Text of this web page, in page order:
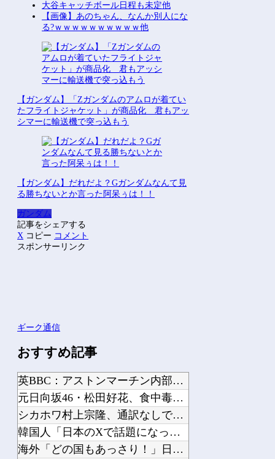
大谷キャッチボール日程も未定他
【画像】あのちゃん、なんか別人にな
る?ｗｗｗｗｗｗｗｗｗｗ他
【ガンダム】「Zガンダムのアムロが着てい
たフライトジャケット」が商品化 君もアッ
シマーに輸送機で突っ込もう
【ガンダム】だれだよ？Gガンダムなんて見
る勝ちないとか言った阿呆ぅは！！
ガンダム
記事をシェアする
X コピー コメント
スポンサーリンク
ギーク通信
おすすめ記事
英BBC：アストンマーチン内部の分析ではホンダPUはメルセデスからラップ1.5秒...
元日向坂46・松田好花、食中毒で「腹痛とおう吐と下痢が止まらない」原因は夏の風物...
シカホワ村上宗隆、通訳なしで普通に会話。コーチ「今10段階で6ぐらい。来た時は0...
韓国人「日本のXで話題になったエアコンの臭いを消す方法をご覧ください」→「これマ...
海外「どの国もあっさり！」日本が撃退したモンゴル帝国の本当の恐ろしさに海外が大騒...